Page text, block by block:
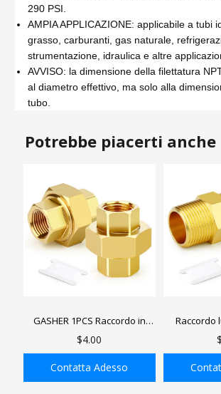
290 PSI.
AMPIA APPLICAZIONE: applicabile a tubi
grasso, carburanti, gas naturale,
strumentazione, idraulica e altre
AVVISO: la dimensione della filettatura
al diametro effettivo, ma solo alla
tubo.
Potrebbe piacerti anche
GASHER 1PCS Raccordo in
ottone, 1/4" NPT femmina x
per tubi utilizzato per
$4.00
Contatta Adesso
Raccordo
in